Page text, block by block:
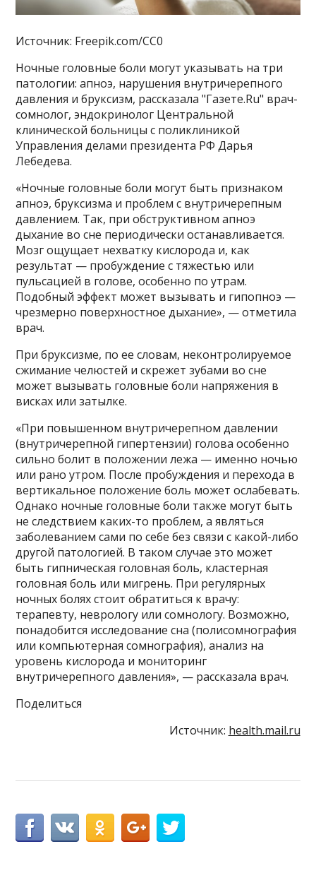
Источник: Freepik.com/CC0
Ночные головные боли могут указывать на три
патологии: апноэ, нарушения внутричерепного
давления и бруксизм, рассказала "Газете.Ru" врач-
сомнолог, эндокринолог Центральной
клинической больницы с поликлиникой
Управления делами президента РФ Дарья
Лебедева.
«Ночные головные боли могут быть признаком
апноэ, бруксизма и проблем с внутричерепным
давлением. Так, при обструктивном апноэ
дыхание во сне периодически останавливается.
Мозг ощущает нехватку кислорода и, как
результат — пробуждение с тяжестью или
пульсацией в голове, особенно по утрам.
Подобный эффект может вызывать и гипопноэ —
чрезмерно поверхностное дыхание», — отметила
врач.
При бруксизме, по ее словам, неконтролируемое
сжимание челюстей и скрежет зубами во сне
может вызывать головные боли напряжения в
висках или затылке.
«При повышенном внутричерепном давлении
(внутричерепной гипертензии) голова особенно
сильно болит в положении лежа — именно ночью
или рано утром. После пробуждения и перехода в
вертикальное положение боль может ослабевать.
Однако ночные головные боли также могут быть
не следствием каких-то проблем, а являться
заболеванием сами по себе без связи с какой-либо
другой патологией. В таком случае это может
быть гипническая головная боль, кластерная
головная боль или мигрень. При регулярных
ночных болях стоит обратиться к врачу:
терапевту, неврологу или сомнологу. Возможно,
понадобится исследование сна (полисомнография
или компьютерная сомнография), анализ на
уровень кислорода и мониторинг
внутричерепного давления», — рассказала врач.
Поделиться
Источник: health.mail.ru